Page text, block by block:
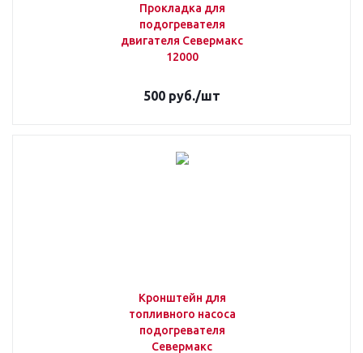
Прокладка для
подогревателя
двигателя Севермакс
12000
500 руб./шт
Кронштейн для
топливного насоса
подогревателя
Севермакс